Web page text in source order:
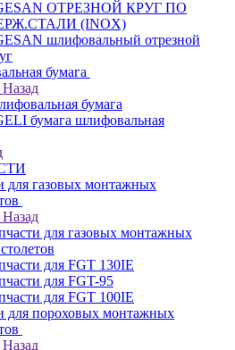
ОТРЕЗНОЙ КРУГ ПО
(INOX)
шлифовальный отрезной
бумага
Назад
бумага
бумага шлифовальная
для газовых монтажных
Назад
для газовых монтажных
для FGT 130IE
для FGT-95
для FGT 100IE
для пороховых монтажных
Назад